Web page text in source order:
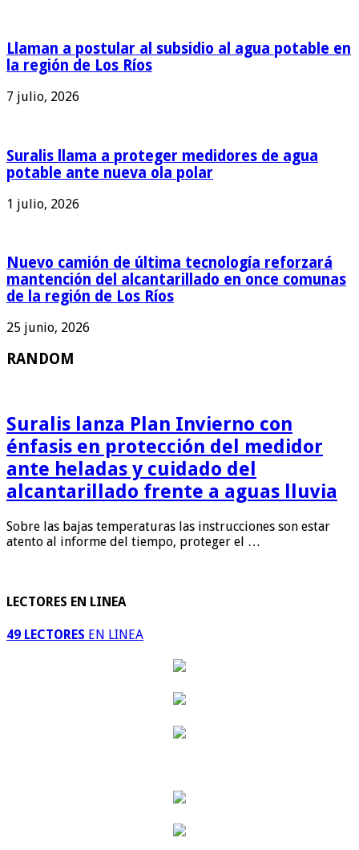
Llaman a postular al subsidio al agua potable en
la región de Los Ríos
7 julio, 2026
Suralis llama a proteger medidores de agua
potable ante nueva ola polar
1 julio, 2026
Nuevo camión de última tecnología reforzará
mantención del alcantarillado en once comunas
de la región de Los Ríos
25 junio, 2026
RANDOM
Suralis lanza Plan Invierno con
énfasis en protección del medidor
ante heladas y cuidado del
alcantarillado frente a aguas lluvia
Sobre las bajas temperaturas las instrucciones son estar
atento al informe del tiempo, proteger el …
LECTORES EN LINEA
49 LECTORES EN LINEA